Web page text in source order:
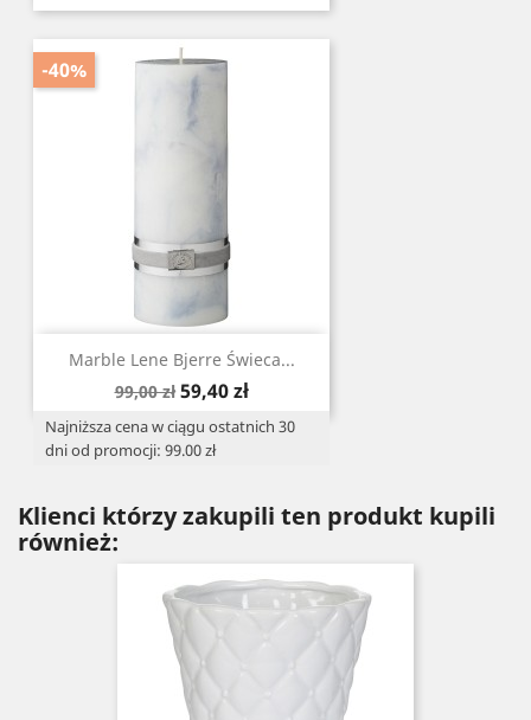
Marble Lene Bjerre Świeca...
Cena
99,00 zł Cena
59,40 zł
Najniższa cena w ciągu ostatnich 30
dni od promocji: 99.00 zł
-40%
Klienci którzy zakupili ten produkt kupili
również: